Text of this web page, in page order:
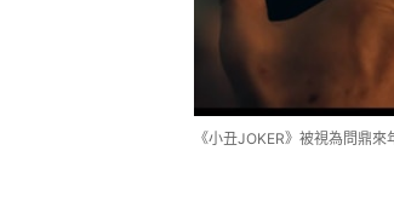
《小丑JOKER》被視為問鼎